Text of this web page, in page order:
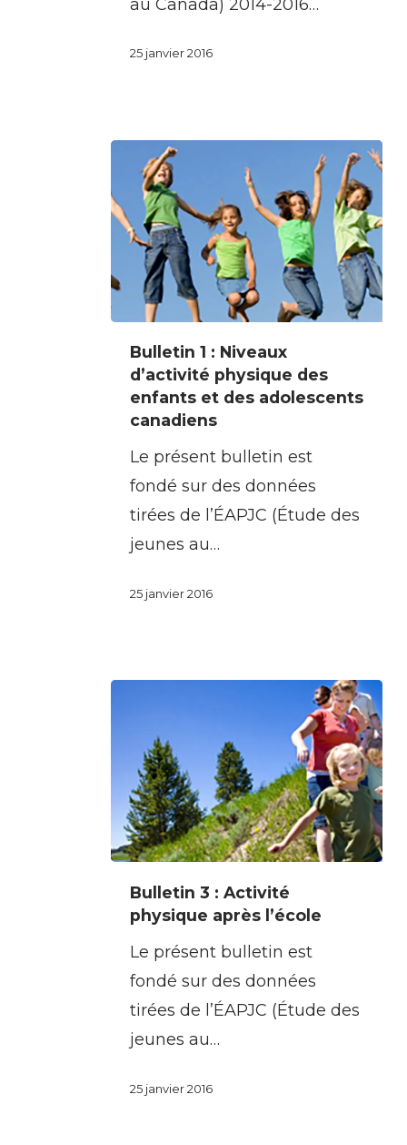
l’école
au Canada) 2014-2016…
25 janvier 2016
Niveaux
d’activité
physique
des
enfants
des
Bulletin 1 : Niveaux
d’activité physique des
enfants et des adolescents
canadiens
Le présent bulletin est
fondé sur des données
tirées de l’ÉAPJC (Étude des
jeunes au…
25 janvier 2016
Activité
physique
après
l’école
Bulletin 3 : Activité
physique après l’école
Le présent bulletin est
fondé sur des données
tirées de l’ÉAPJC (Étude des
jeunes au…
25 janvier 2016